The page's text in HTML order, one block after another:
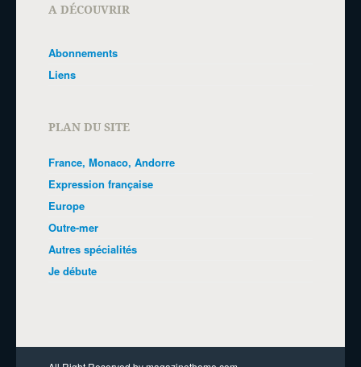
A DÉCOUVRIR
Abonnements
Liens
PLAN DU SITE
France, Monaco, Andorre
Expression française
Europe
Outre-mer
Autres spécialités
Je débute